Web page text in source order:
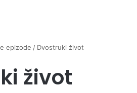
epizode / Dvostruki život
život